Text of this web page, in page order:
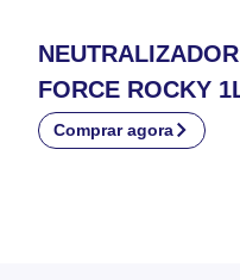
FORCE ROCKY
Comprar agora